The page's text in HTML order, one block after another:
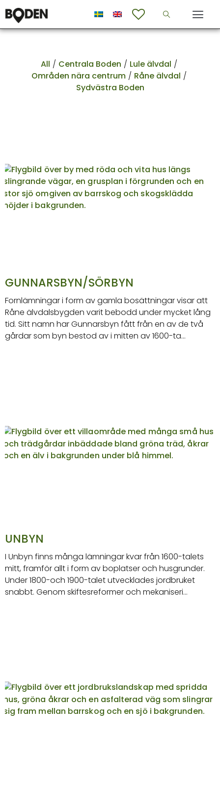
All / Centrala Boden / Lule älvdal /
Områden nära centrum / Råne älvdal /
Sydvästra Boden
GUNNARSBYN/SÖRBYN
Fornlämningar i form av gamla bosättningar visar att
Råne älvdalsbygden varit bebodd under mycket lång
tid. Sitt namn har Gunnarsbyn fått från en av de två
gårdar som byn bestod av i mitten av 1600-ta…
UNBYN
I Unbyn finns många lämningar kvar från 1600-talets
mitt, framför allt i form av boplatser och husgrunder.
Under 1800-och 1900-talet utvecklades jordbruket
snabbt. Genom skiftesreformer och mekaniseri…